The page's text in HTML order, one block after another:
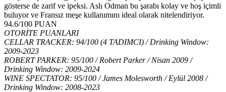
gösterse de zarif ve ipeksi. Aslı Odman bu şarabı kolay ve hoş içimli
buluyor ve Fransız meşe kullanımını ideal olarak nitelendiriyor.
94.6/100 PUAN
OTORİTE PUANLARI
CELLAR TRACKER: 94/100 (4 TADIMCI) / Drinking Window:
2009-2023
ROBERT PARKER: 95/100 / Robert Parker / Nisan 2009 /
Drinking Window: 2009-2024
WINE SPECTATOR: 95/100 / James Molesworth / Eylül 2008 /
Drinking Window: 2008-2023